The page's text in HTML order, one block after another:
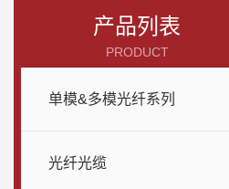
产品列表
PRODUCT
单模&多模光纤系列
光纤光缆